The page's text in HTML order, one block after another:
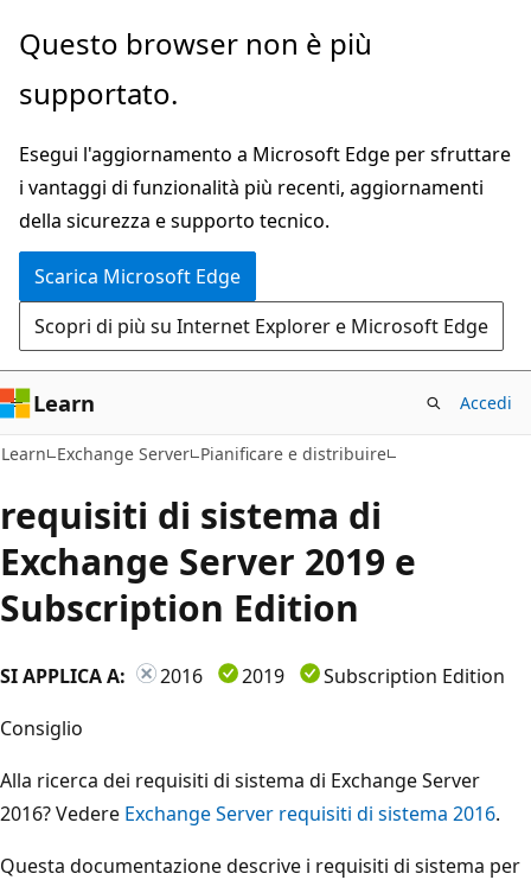
Ignora
passa
contenuto
principale
Questo browser non è più
supportato.
Esegui l'aggiornamento a Microsoft Edge per sfruttare
i vantaggi di funzionalità più recenti, aggiornamenti
della sicurezza e supporto tecnico.
Scarica Microsoft Edge
Scopri di più su Internet Explorer e Microsoft Edge
Learn Accedi
Learn Exchange Server Pianificare e distribuire
requisiti di sistema di
Exchange Server 2019 e
Subscription Edition
SI APPLICA A: 2016 2019
Subscription Edition
Consiglio
Alla ricerca dei requisiti di sistema di Exchange Server
2016? Vedere Exchange Server requisiti di sistema 2016.
Questa documentazione descrive i requisiti di sistema per